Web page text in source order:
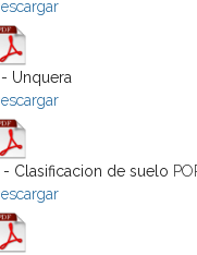
- Unquera
- Clasificacion de suelo